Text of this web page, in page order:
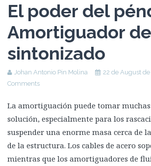
El poder del
Amortiguador
sintonizado
Johan Antonio Pin Molina 22 de August
Comments
La amortiguación puede tomar
solución, especialmente para los
suspender una enorme masa cerca de
de la estructura. Los cables de acero
mientras que los amortiguadores de